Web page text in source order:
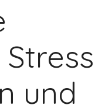
und